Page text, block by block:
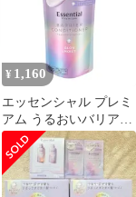
ト] [コンディショナー]
¥ 1,160
エッセンシャル プレミ
アム うるおいバリアコ
ンディショナー グロウ
＆モイスト つめかえ用
340ml [グロウ&モイス
ト] [コンディショナー]